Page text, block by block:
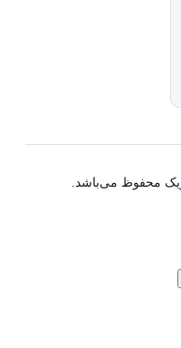
محفوظ می‌باشد.